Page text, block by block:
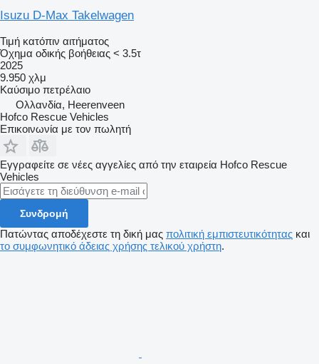
Isuzu D-Max Takelwagen
Τιμή κατόπιν αιτήματος
Όχημα οδικής βοήθειας < 3.5τ
2025
9.950 χλμ
Καύσιμο πετρέλαιο
Ολλανδία, Heerenveen
Hofco Rescue Vehicles
Επικοινωνία με τον πωλητή
Εγγραφείτε σε νέες αγγελίες από την εταιρεία Hofco Rescue
Vehicles
Συνδρομή
Πατώντας αποδέχεστε τη δική μας πολιτική εμπιστευτικότητας και
το συμφωνητικό άδειας χρήσης τελικού χρήστη.